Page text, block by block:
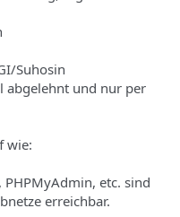
Suhosin
abgelehnt und nur per
wie:
etc. sind
erreichbar.